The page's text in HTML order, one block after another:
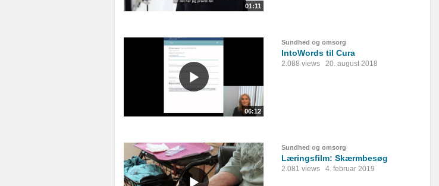
01:11
06:12
Sundhed og omsorg
IntoWords til Cura
2.088 views 20. august 2018
Sundhed og omsorg
Læringsfilm: Skærmbesøg
2.081 views 4. februar 2019